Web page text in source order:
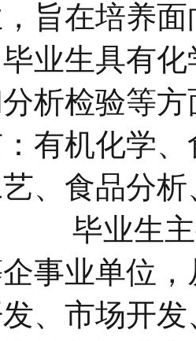
旨在培养
业生具有
分析检验
有机化学
、食品分
毕业生主
事业单位
、市场开